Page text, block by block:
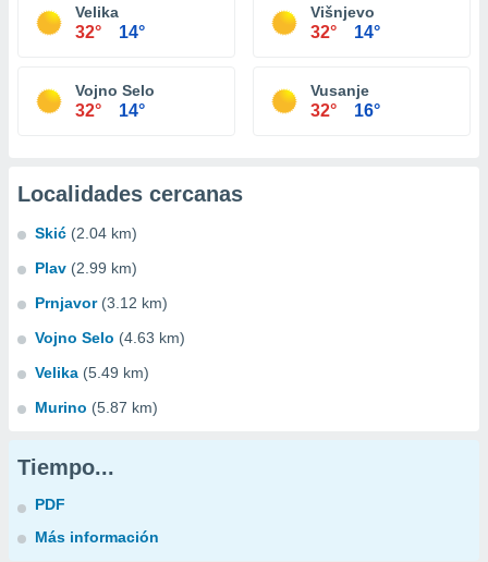
Velika
32° 14°
Višnjevo
32° 14°
Vojno Selo
32° 14°
Vusanje
32° 16°
Localidades cercanas
Skić (2.04 km)
Plav (2.99 km)
Prnjavor (3.12 km)
Vojno Selo (4.63 km)
Velika (5.49 km)
Murino (5.87 km)
Tiempo...
PDF
Más información